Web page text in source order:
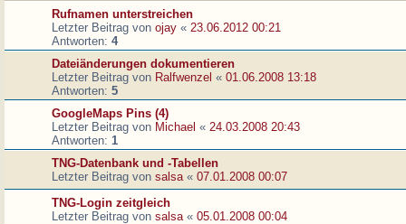
Rufnamen unterstreichen
Letzter Beitrag von ojay « 23.06.2012 00:21
Antworten: 4
Dateiänderungen dokumentieren
Letzter Beitrag von Ralfwenzel « 01.06.2008 13:18
Antworten: 5
GoogleMaps Pins (4)
Letzter Beitrag von Michael « 24.03.2008 20:43
Antworten: 1
TNG-Datenbank und -Tabellen
Letzter Beitrag von salsa « 07.01.2008 00:07
TNG-Login zeitgleich
Letzter Beitrag von salsa « 05.01.2008 00:04